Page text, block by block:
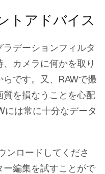
トアドバイス
デーションフィルタ
カメラに何かを取り
です。又、RAWで撮
質を損なうことを心配
には常に十分なデータ
ンロードしてくださ
ー編集を試すことがで